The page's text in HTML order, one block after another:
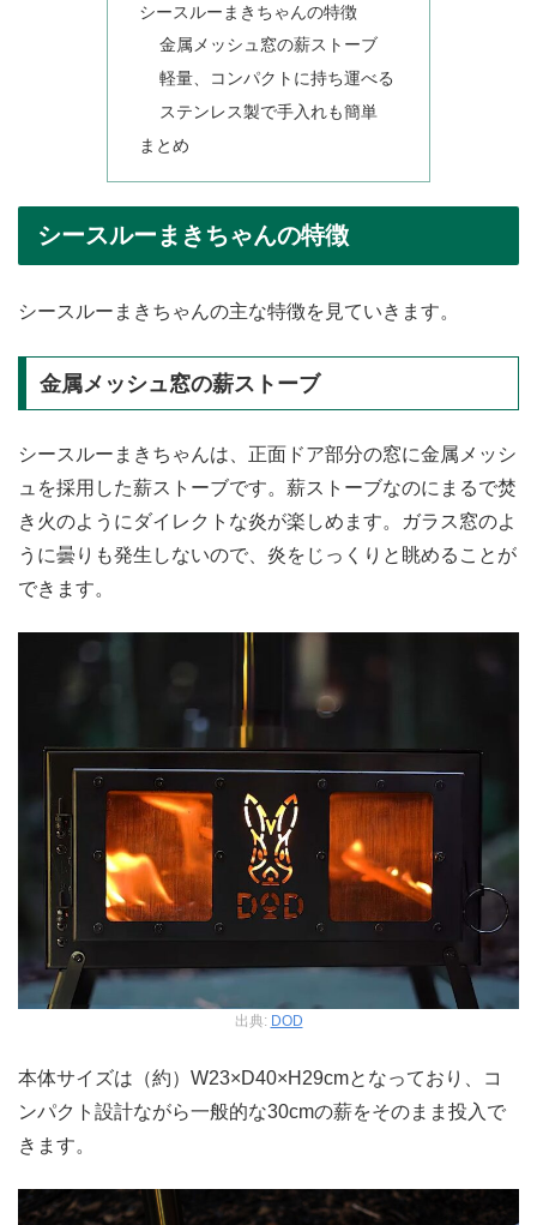
シースルーまきちゃんの特徴
金属メッシュ窓の薪ストーブ
軽量、コンパクトに持ち運べる
ステンレス製で手入れも簡単
まとめ
シースルーまきちゃんの特徴
シースルーまきちゃんの主な特徴を見ていきます。
金属メッシュ窓の薪ストーブ
シースルーまきちゃんは、正面ドア部分の窓に金属メッシ
ュを採用した薪ストーブです。薪ストーブなのにまるで焚
き火のようにダイレクトな炎が楽しめます。ガラス窓のよ
うに曇りも発生しないので、炎をじっくりと眺めることが
できます。
出典: DOD
本体サイズは（約）W23×D40×H29cmとなっており、コ
ンパクト設計ながら一般的な30cmの薪をそのまま投入で
きます。